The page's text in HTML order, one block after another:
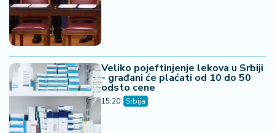
Veliko pojeftinjenje lekova u Srbiji
- građani će plaćati od 10 do 50
odsto cene
15:20 Srbija